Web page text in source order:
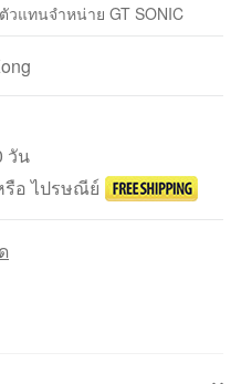
วแทนจำหน่าย GT SONIC
วัน
รือ ไปรษณีย์